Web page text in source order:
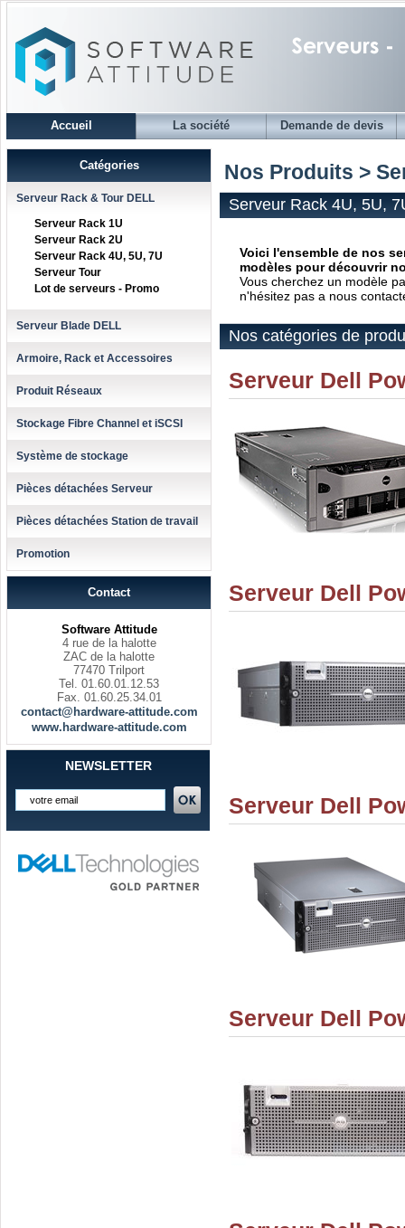
Accueil La société Demande de devis
Catégories
Serveur Rack & Tour DELL
Serveur Rack 1U
Serveur Rack 2U
Serveur Rack 4U, 5U, 7U
Serveur Tour
Lot de serveurs - Promo
Serveur Blade DELL
Armoire, Rack et Accessoires
Produit Réseaux
Stockage Fibre Channel et iSCSI
Système de stockage
Pièces détachées Serveur
Pièces détachées Station de travail
Promotion
Contact
Software Attitude
4 rue de la halotte
ZAC de la halotte
77470 Trilport
Tel. 01.60.01.12.53
Fax. 01.60.25.34.01
contact@hardware-attitude.com
www.hardware-attitude.com
NEWSLETTER
Nos Produits >
Serveur Rack 4U, 5U,
Voici l'ensemble de nos
modèles pour découvrir
Vous cherchez un modèle
n'hésitez pas a nous
Nos catégories de
Serveur Dell
Serveur Dell
Serveur Dell
Serveur Dell